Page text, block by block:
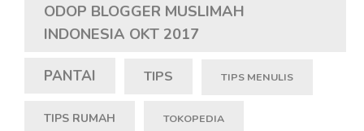
ODOP BLOGGER MUSLIMAH
INDONESIA OKT 2017
PANTAI TIPS TIPS MENULIS
TIPS RUMAH TOKOPEDIA